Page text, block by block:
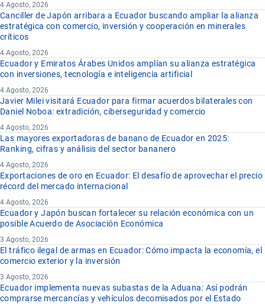
4 Agosto, 2026
Canciller de Japón arribara a Ecuador buscando ampliar la alianza
estratégica con comercio, inversión y cooperación en minerales
críticos
4 Agosto, 2026
Ecuador y Emiratos Árabes Unidos amplían su alianza estratégica
con inversiones, tecnología e inteligencia artificial
4 Agosto, 2026
Javier Milei visitará Ecuador para firmar acuerdos bilaterales con
Daniel Noboa: extradición, ciberseguridad y comercio
4 Agosto, 2026
Las mayores exportadoras de banano de Ecuador en 2025:
Ranking, cifras y análisis del sector bananero
4 Agosto, 2026
Exportaciones de oro en Ecuador: El desafío de aprovechar el precio
récord del mercado internacional
4 Agosto, 2026
Ecuador y Japón buscan fortalecer su relación económica con un
posible Acuerdo de Asociación Económica
3 Agosto, 2026
El tráfico ilegal de armas en Ecuador: Cómo impacta la economía, el
comercio exterior y la inversión
3 Agosto, 2026
Ecuador implementa nuevas subastas de la Aduana: Así podrán
comprarse mercancías y vehículos decomisados por el Estado